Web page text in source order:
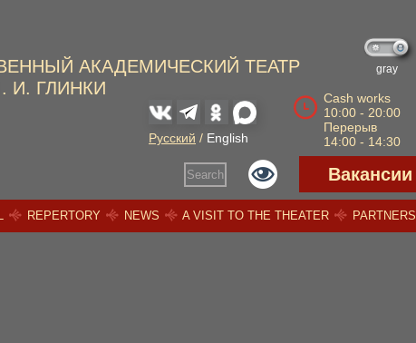
АКАДЕМИЧЕСКИЙ ТЕАТР
И. ГЛИНКИ
gray
Cash works
10:00 - 20:00
Перерыв
14:00 - 14:30
Русский / English
Search Вакансии
REPERTORY NEWS A VISIT TO THE THEATER PARTNERS